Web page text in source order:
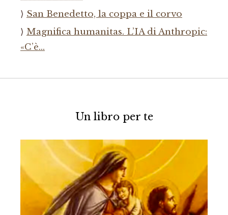
San Benedetto, la coppa e il corvo
Magnifica humanitas. L’IA di Anthropic:
«C’è…
Un libro per te